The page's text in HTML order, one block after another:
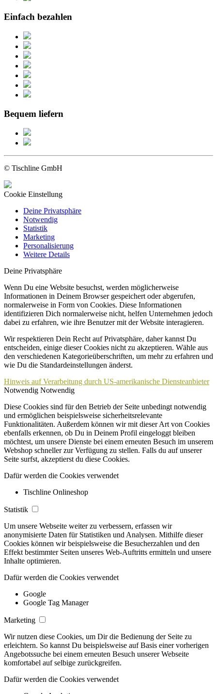
Einfach bezahlen
Bequem liefern
© Tischline GmbH
Cookie Einstellung
Deine Privatsphäre
Notwendig
Statistik
Marketing
Personalisierung
Weitere Details
Deine Privatsphäre
Wenn Du eine Website besuchst, werden möglicherweise
Informationen in Deinem Browser gespeichert oder abgerufen,
normalerweise in Form von Cookies. Diese Informationen
identifizieren Dich normalerweise nicht, helfen Unternehmen jedoch
dabei zu erfahren, wie ihre Benutzer mit der Website interagieren.
Wir respektieren Dein Recht auf Privatsphäre, daher kannst Du
entscheiden, einige dieser Cookies nicht zu akzeptieren. Wähle aus
den verschiedenen Kategorieüberschriften, um mehr zu erfahren und
wie Du die Standardeinstellungen änderst.
Hinweis auf Verarbeitung durch US-amerikanische Diensteanbieter
Notwendig Notwendig
Diese Cookies sind für den Betrieb der Seite unbedingt notwendig
und ermöglichen beispielsweise sicherheitsrelevante
Funktionalitäten. Außerdem können wir mit dieser Art von Cookies
ebenfalls erkennen, ob Du in Deinem Profil eingeloggt bleiben
möchtest, um unsere Dienste bei einem erneuten Besuch im unserem
Webshop schneller zur Verfügung zu stellen. Falls du auf unserer
Seite surfst, akzeptierst du diese Cookies.
Dafür werden die Cookies verwendet
Tischline Onlineshop
Statistik
Um unsere Webseite weiter zu verbessern, erfassen wir
anonymisierte Daten für Statistiken und Analysen. Mithilfe dieser
Cookies können wir beispielsweise die Besucherzahlen und den
Effekt bestimmter Seiten unseres Web-Auftritts ermitteln und unsere
Inhalte optimieren.
Dafür werden die Cookies verwendet
Google
Google Tag Manager
Marketing
Wir nutzen diese Cookies, um Dir die Bedienung der Seite zu
erleichtern. So kannst Du beispielsweise auf Basis einer vorherigen
Angebotssuche bei einem erneuten Besuch unserer Webseite
komfortabel auf selbige zurückgreifen.
Dafür werden die Cookies verwendet